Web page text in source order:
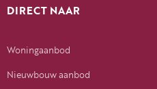
DIRECT NAAR
Woningaanbod
Nieuwbouw aanbod